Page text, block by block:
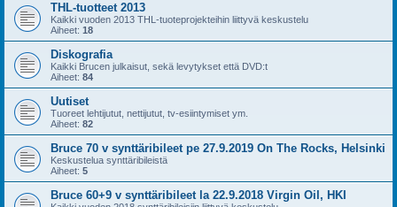
THL-tuotteet 2013
Kaikki vuoden 2013 THL-tuoteprojekteihin liittyvä keskustelu
Aiheet: 18
Diskografia
Kaikki Brucen julkaisut, sekä levytykset että DVD:t
Aiheet: 84
Uutiset
Tuoreet lehtijutut, nettijutut, tv-esiintymiset ym.
Aiheet: 82
Bruce 70 v synttäribileet pe 27.9.2019 On The Rocks, Helsinki
Keskustelua synttäribileistä
Aiheet: 5
Bruce 60+9 v synttäribileet la 22.9.2018 Virgin Oil, HKI